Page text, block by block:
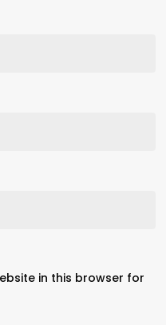
in this browser for